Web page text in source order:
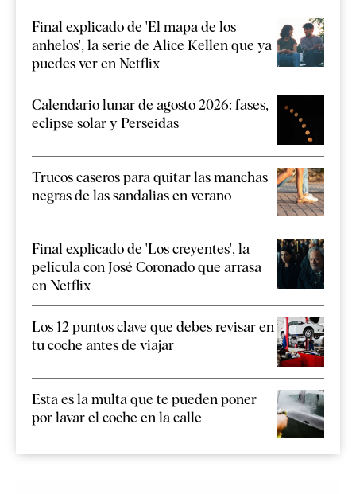
Final explicado de 'El mapa de los
anhelos', la serie de Alice Kellen que ya
puedes ver en Netflix
Calendario lunar de agosto 2026: fases,
eclipse solar y Perseidas
Trucos caseros para quitar las manchas
negras de las sandalias en verano
Final explicado de 'Los creyentes', la
película con José Coronado que arrasa
en Netflix
Los 12 puntos clave que debes revisar en
tu coche antes de viajar
Esta es la multa que te pueden poner
por lavar el coche en la calle